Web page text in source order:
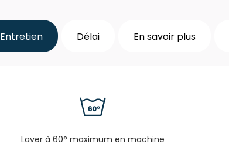
Entretien Délai En savoir plus
Laver à 60° maximum en machine